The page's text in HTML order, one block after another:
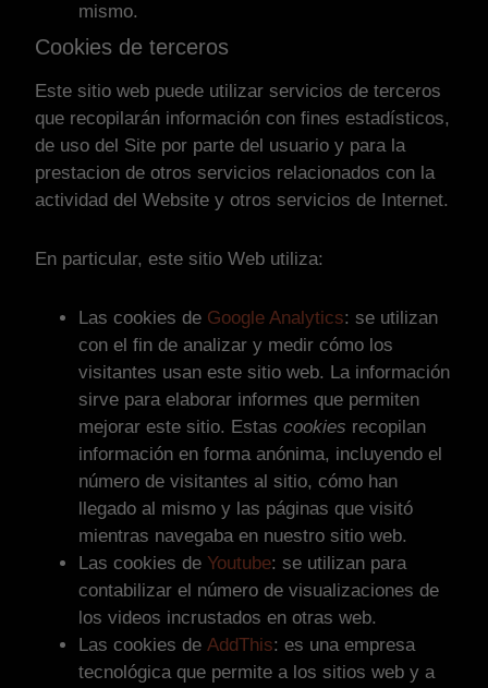
mismo.
Cookies de terceros
Este sitio web puede utilizar servicios de terceros
que recopilarán información con fines estadísticos,
de uso del Site por parte del usuario y para la
prestacion de otros servicios relacionados con la
actividad del Website y otros servicios de Internet.
En particular, este sitio Web utiliza:
Las cookies de Google Analytics: se utilizan
con el fin de analizar y medir cómo los
visitantes usan este sitio web. La información
sirve para elaborar informes que permiten
mejorar este sitio. Estascookies recopilan
información en forma anónima, incluyendo el
número de visitantes al sitio, cómo han
llegado al mismo y las páginas que visitó
mientras navegaba en nuestro sitio web.
Las cookies de Youtube: se utilizan para
contabilizar el número de visualizaciones de
los videos incrustados en otras web.
Las cookies deAddThis: es una empresa
tecnológica que permite a los sitios web y a